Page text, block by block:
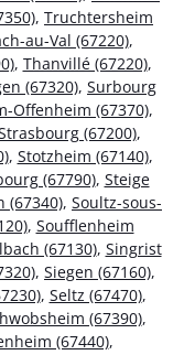
, Truchtersheim
au-Val (67220),
, Thanvillé (67220),
(67320), Surbourg
Offenheim (67370),
(67200),
, Stotzheim (67140),
(67790), Steige
(67340), Soultz-sous-
, Soufflenheim
(67130), Singrist
, Siegen (67160),
, Seltz (67470),
(67390),
(67440),